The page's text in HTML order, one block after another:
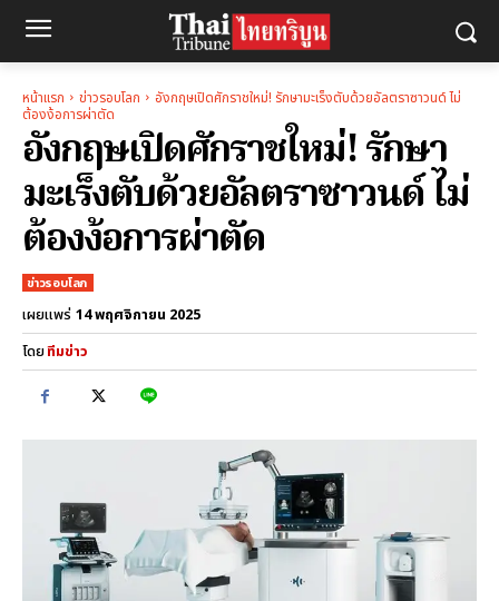
หน้าแรก ข่าวรอบโลก
อังกฤษเปิดศักราชใหม่! รักษามะเร็งตับด้วยอัลตราซาวนด์ ไม่
ต้องง้อการผ่าตัด
อังกฤษเปิดศักราชใหม่! รักษา
มะเร็งตับด้วยอัลตราซาวนด์ ไม่
ต้องง้อการผ่าตัด
ข่าวรอบโลก
เผยแพร่ 14 พฤศจิกายน 2025
โดยทีมข่าว